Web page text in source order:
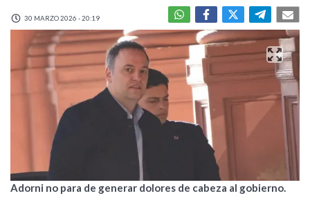
30 MARZO 2026 - 20:19
Adorni no para de generar dolores de cabeza al gobierno.